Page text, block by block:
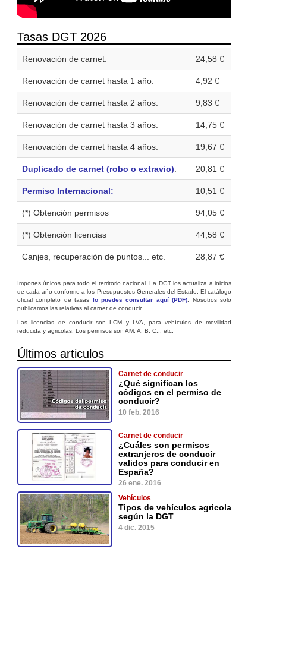
Tasas DGT 2026
Renovación de carnet: 24,58 €
Renovación de carnet hasta 1 año: 4,92 €
Renovación de carnet hasta 2 años: 9,83 €
Renovación de carnet hasta 3 años: 14,75 €
Renovación de carnet hasta 4 años: 19,67 €
Duplicado de carnet (robo o extravio): 20,81 €
Permiso Internacional: 10,51 €
(*) Obtención permisos 94,05 €
(*) Obtención licencias 44,58 €
Canjes, recuperación de puntos... etc. 28,87 €
Importes únicos para todo el territorio nacional. La DGT los actualiza a inicios
de cada año conforme a los Presupuestos Generales del Estado. El catálogo
oficial completo de tasas lo puedes consultar aquí (PDF) . Nosotros solo
publicamos las relativas al carnet de conducir.
Las licencias de conducir son LCM y LVA, para vehículos de movilidad
reducida y agricolas. Los permisos son AM, A, B, C... etc.
Últimos articulos
Carnet de conducir
¿Qué significan los
códigos en el permiso de
conducir?
10 feb. 2016
Carnet de conducir
¿Cuáles son permisos
extranjeros de conducir
validos para conducir en
España?
26 ene. 2016
Vehículos
Tipos de vehículos agricola
según la DGT
4 dic. 2015